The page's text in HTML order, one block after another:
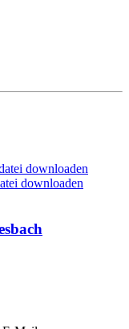
downloaden
downloaden